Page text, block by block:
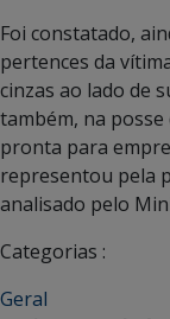
Foi constatado,
pertences da
cinzas ao lado de
também, na posse
pronta para
representou pela
analisado pelo
Categorias :
Geral